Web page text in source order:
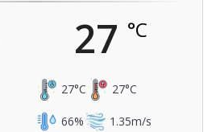
27 °C
27°C 27°C
66% 1.35m/s